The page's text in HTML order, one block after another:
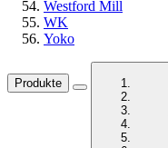
Westford Mill
WK
Yoko
Produkte